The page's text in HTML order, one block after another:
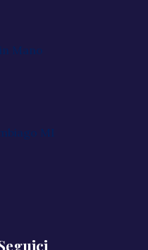
Mano
MI